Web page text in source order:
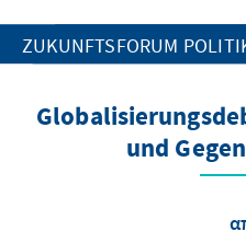
ZUKUNFTSFORUM
und